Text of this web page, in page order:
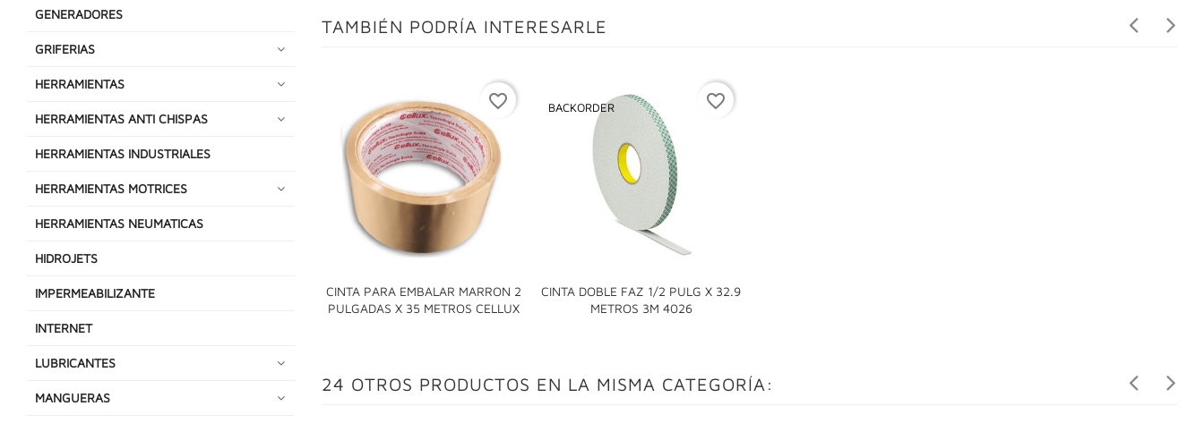
GENERADORES
GRIFERIAS
HERRAMIENTAS
HERRAMIENTAS ANTI CHISPAS
HERRAMIENTAS INDUSTRIALES
HERRAMIENTAS MOTRICES
HERRAMIENTAS NEUMATICAS
HIDROJETS
IMPERMEABILIZANTE
INTERNET
LUBRICANTES
MANGUERAS
TAMBIÉN PODRÍA INTERESARLE
CINTA PARA EMBALAR MARRON 2
PULGADAS X 35 METROS CELLUX

favorite_border
CINTA DOBLE FAZ 1/2 PULG X 32.9
METROS 3M 4026
BACKORDER

favorite_border
24 OTROS PRODUCTOS EN LA MISMA CATEGORÍA: